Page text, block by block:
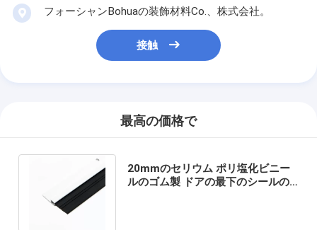
フォーシャンBohuaの装飾材料Co.、株式会社。
接触
最高の価格で
20mmのセリウム ポリ塩化ビニー
ルのゴム製 ドアの最下のシールの